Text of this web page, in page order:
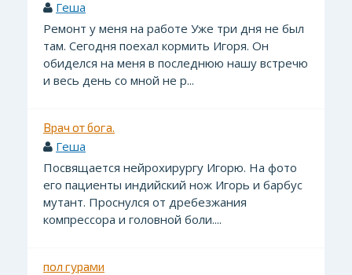
Геша
Ремонт у меня на работе Уже три дня не был
там. Сегодня поехал кормить Игоря. Он
обиделся на меня в последнюю нашу встречю
и весь день со мной не р...
Врач от бога.
Геша
Посвящается нейрохирургу Игорю. На фото
его пациенты индийский нож Игорь и барбус
мутант. Проснулся от дребезжания
компрессора и головной боли....
пол гурами